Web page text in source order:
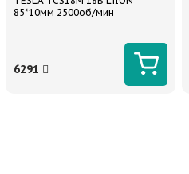
85*10мм 2500об/мин
6291